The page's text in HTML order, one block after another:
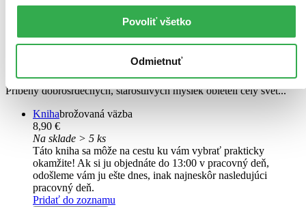
Povoliť všetko
Odmietnuť
Rozprávky spod černičia: Sviatočné príbehyMaľovanka
svet... Čarovný svet myších obyvateľov zachytený v Rozprávkach
spod černičia už celé desaťročia rozveseľuje malých čitateľov.
Príbehy dobrosrdečných, starostlivých myšiek obleteli celý svet...
Knihabrožovaná väzba
8,90 €
Na sklade > 5 ks
Táto kniha sa môže na cestu ku vám vybrať prakticky
okamžite! Ak si ju objednáte do 13:00 v pracovný deň,
odošleme vám ju ešte dnes, inak najneskôr nasledujúci
pracovný deň.
Pridať do zoznamu